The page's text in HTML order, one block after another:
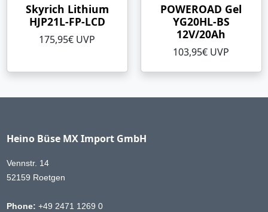
Skyrich Lithium
HJP21L-FP-LCD
175,95€ UVP
POWEROAD Gel
YG20HL-BS
12V/20Ah
103,95€ UVP
Heino Büse MX Import GmbH
Vennstr. 14
52159 Roetgen
Phone: +49 2471 1269 0